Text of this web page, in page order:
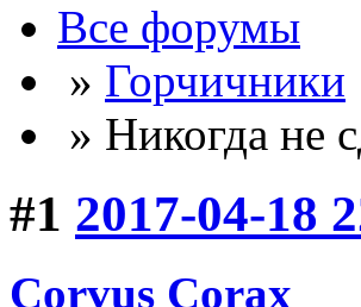
Все форумы
» Горчичники
» Никогда не
#1 2017-04-18
Corvus Corax